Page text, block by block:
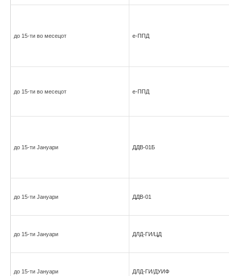
до 15-ти во месецот е-ППД
до 15-ти во месецот е-ППД
до 15-ти Јануари ДДВ-01Б
до 15-ти Јануари ДДВ-01
до 15-ти Јануари ДЛД-ГИ/ЦД
до 15-ти Јануари ДЛД-ГИ/ДУИФ